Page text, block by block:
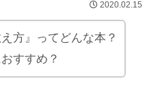
2020.02.15
え方』ってどんな本？
すすめ？